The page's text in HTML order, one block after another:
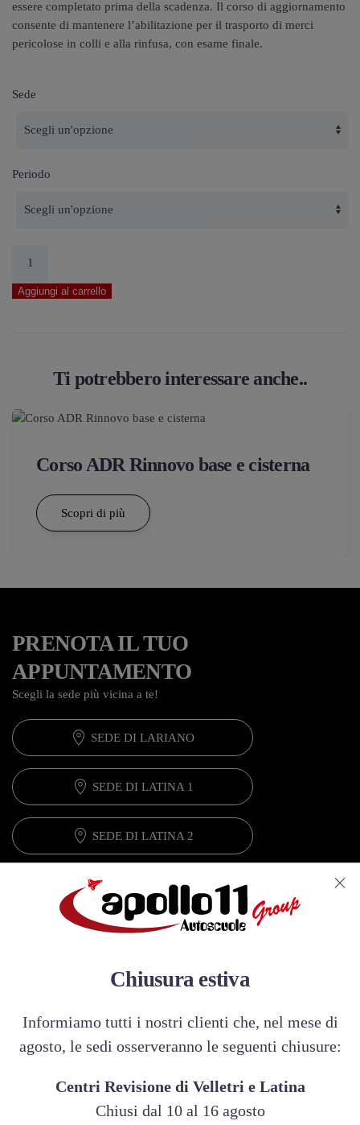
era:
400,00 €.
è:
350,00 €.
essere completato prima della scadenza. Il corso di aggiornamento
consente di mantenere l’abilitazione per il trasporto di merci
pericolose in colli e alla rinfusa, con esame finale.
Sede
Periodo
ADR
Rinnovo
Aggiungi al carrello
Ti potrebbero interessare anche..
Corso ADR Rinnovo base e cisterna
Scopri di più
PRENOTA IL TUO
APPUNTAMENTO
Scegli la sede più vicina a te!
SEDE DI LARIANO
SEDE DI LATINA 1
SEDE DI LATINA 2
SEDE DI LATINA 3
SEDE DI VELLETRI 1
SEDE DI VELLETRI 2
CENTRO REVISIONI
VELLETRI
Chiusura estiva
Informiamo tutti i nostri clienti che, nel mese di
agosto, le sedi osserveranno le seguenti chiusure:
Centri Revisione di Velletri e Latina
Chiusi dal 10 al 16 agosto